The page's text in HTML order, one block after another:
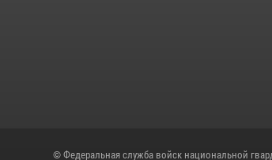
© Федеральная служба войск национальной